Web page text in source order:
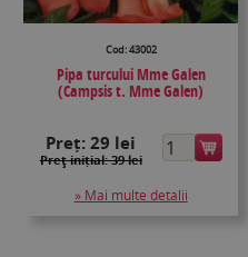
Cod: 43002
Pipa turcului Mme Galen
(Campsis t. Mme Galen)
Preț:29 lei
Preţ inițial: 39 lei
» Mai multe detalii